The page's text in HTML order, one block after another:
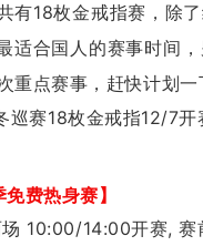
有18枚金戒指赛，除
合国人的赛事时间
点赛事，赶快计划一
费热身赛】
10:00/14:00开赛, 赛